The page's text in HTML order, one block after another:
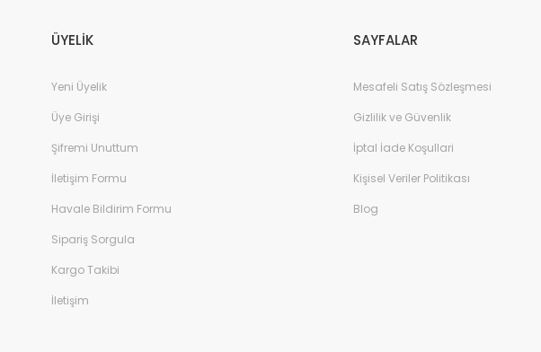
Kadın Yazlık Ayakkabı - Kahverengi
Kadın Yazlık
ÜYELİK
Yeni Üyelik
Üye Girişi
Şifremi Unuttum
İletişim Formu
Havale Bildirim Formu
Sipariş Sorgula
Kargo Takibi
İletişim
SAYFALAR
Mesafeli Satış Sözleşmesi
Gizlilik ve Güvenlik
İptal İade Koşullari
Kişisel Veriler Politikası
Blog